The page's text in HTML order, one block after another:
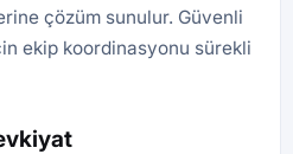
çözüm sunulur. Güvenli
ekip koordinasyonu sürekli